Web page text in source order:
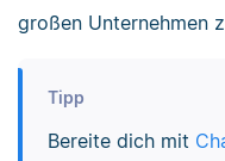
großen Unternehmen
Tipp
Bereite dich mit